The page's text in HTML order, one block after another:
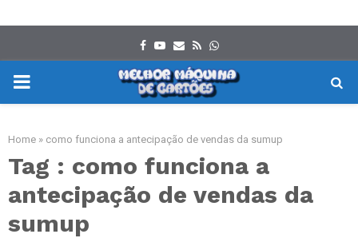
Facebook
Youtube
Email
RssWhatsapp
PRIMARY
Home » como funciona a antecipação de vendas da sumup
Tag : como funciona a
antecipação de vendas da
sumup